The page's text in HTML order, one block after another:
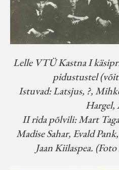
Lelle VTÜ Kastna I
pidustustel
Istuvad: Latsjus, ?,
Hargel,
II rida põlvili: Mart
Madise Sahar, Evald
Jaan Kiilaspea.